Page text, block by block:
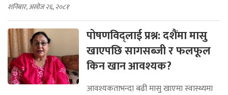
शनिबार, असोज २६, २०८१
पोषणविद्लाई प्रश्न: दशैंमा मासु
खाएपछि सागसब्जी र फलफूल
किन खान आवश्यक?
आवश्यकताभन्दा बढी मासु खाएमा स्वास्थ्यमा